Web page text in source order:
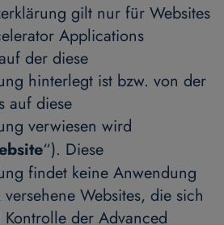
gilt nur für Websites
Applications
der diese
hinterlegt ist bzw. von der
auf diese
verwiesen wird
“). Diese
findet keine Anwendung
Websites, die sich
der Advanced